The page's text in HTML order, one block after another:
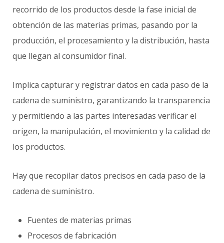
recorrido de los productos desde la fase inicial de
obtención de las materias primas, pasando por la
producción, el procesamiento y la distribución, hasta
que llegan al consumidor final.
Implica capturar y registrar datos en cada paso de la
cadena de suministro, garantizando la transparencia
y permitiendo a las partes interesadas verificar el
origen, la manipulación, el movimiento y la calidad de
los productos.
Hay que recopilar datos precisos en cada paso de la
cadena de suministro.
Fuentes de materias primas
Procesos de fabricación